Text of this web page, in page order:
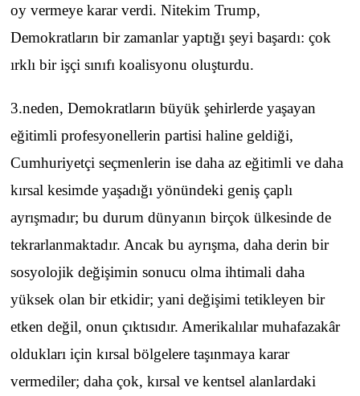
oy vermeye karar verdi. Nitekim Trump,
Demokratların bir zamanlar yaptığı şeyi başardı: çok
ırklı bir işçi sınıfı koalisyonu oluşturdu.
3.neden, Demokratların büyük şehirlerde yaşayan
eğitimli profesyonellerin partisi haline geldiği,
Cumhuriyetçi seçmenlerin ise daha az eğitimli ve daha
kırsal kesimde yaşadığı yönündeki geniş çaplı
ayrışmadır; bu durum dünyanın birçok ülkesinde de
tekrarlanmaktadır. Ancak bu ayrışma, daha derin bir
sosyolojik değişimin sonucu olma ihtimali daha
yüksek olan bir etkidir; yani değişimi tetikleyen bir
etken değil, onun çıktısıdır. Amerikalılar muhafazakâr
oldukları için kırsal bölgelere taşınmaya karar
vermediler; daha çok, kırsal ve kentsel alanlardaki